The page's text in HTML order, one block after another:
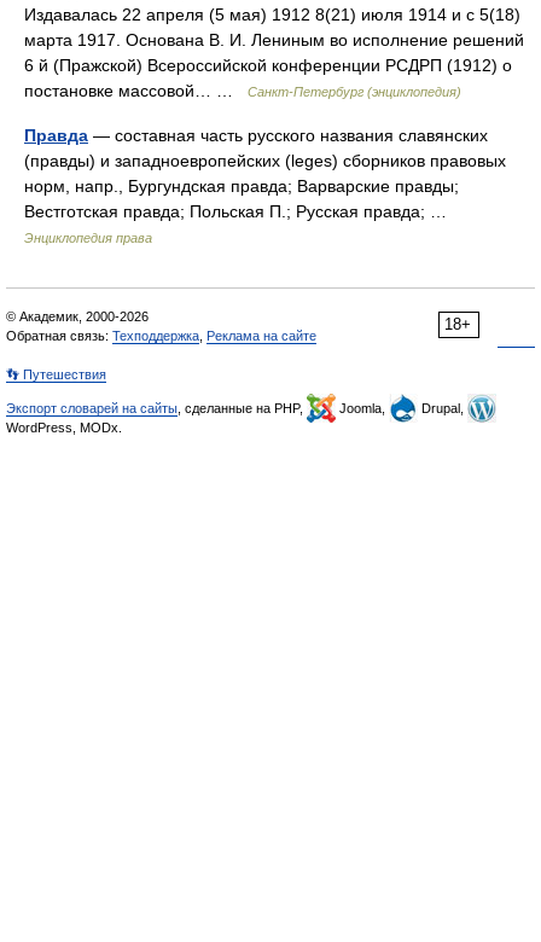
Издавалась 22 апреля (5 мая) 1912 8(21) июля 1914 и с 5(18)
марта 1917. Основана В. И. Лениным во исполнение решений
6 й (Пражской) Всероссийской конференции РСДРП (1912) о
постановке массовой… …
Санкт-Петербург (энциклопедия)
Правда — составная часть русского названия славянских
(правды) и западноевропейских (leges) сборников правовых
норм, напр., Бургундская правда; Варварские правды;
Вестготская правда; Польская П.; Русская правда; …
Энциклопедия права
18+
© Академик, 2000-2026
Обратная связь: Техподдержка Реклама на сайте
👣 Путешествия
Экспорт словарей на сайты , сделанные на PHP, Joomla,
Drupal,
WordPress, MODx.